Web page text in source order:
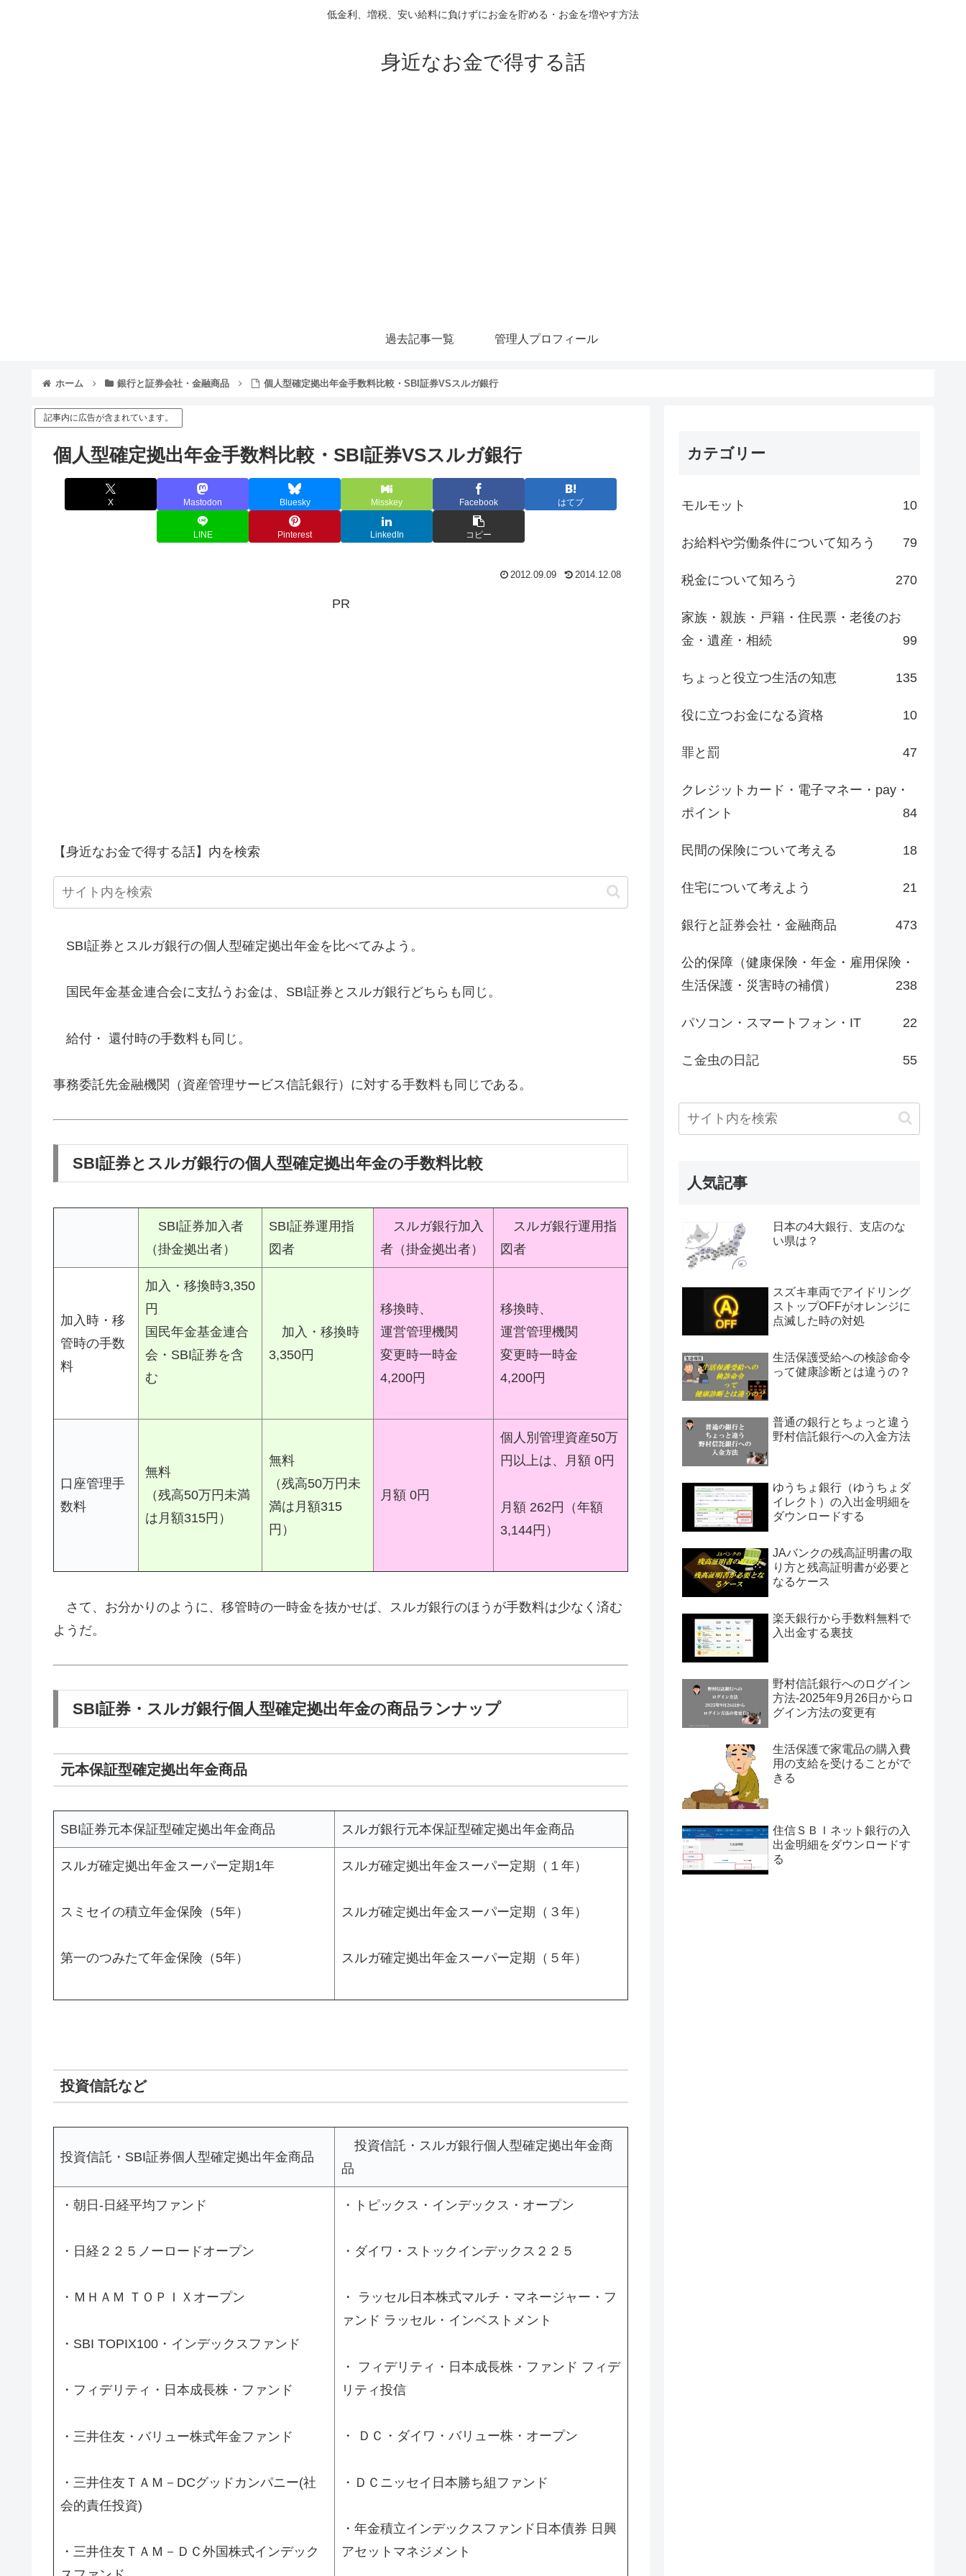
低金利、増税、安い給料に負けずにお金を貯める・お金を増やす方法
身近なお金で得する話
過去記事一覧 管理人プロフィール
ホーム 銀行と証券会社・金融商品 個人型確定拠出年金手数料比較・SBI証券VSスルガ銀行
記事内に広告が含まれています。
個人型確定拠出年金手数料比較・SBI証券VSスルガ銀行
X Mastodon Bluesky Misskey Facebook はてブ
LINE Pinterest LinkedIn コピー
2012.09.09 2014.12.08
PR
【身近なお金で得する話】内を検索
SBI証券とスルガ銀行の個人型確定拠出年金を比べてみよう。
国民年金基金連合会に支払うお金は、SBI証券とスルガ銀行どちらも同じ。
給付・ 還付時の手数料も同じ。
事務委託先金融機関（資産管理サービス信託銀行）に対する手数料も同じである。
SBI証券とスルガ銀行の個人型確定拠出年金の手数料比較
SBI証券加入者
（掛金拠出者）
SBI証券運用指
図者
スルガ銀行加入
者（掛金拠出者）
スルガ銀行運用指
図者
加入時・移
管時の手数
料
加入・移換時3,350
円
国民年金基金連合
会・SBI証券を含
む
加入・移換時
3,350円
移換時、
運営管理機関
変更時一時金
4,200円
移換時、
運営管理機関
変更時一時金
4,200円
口座管理手
数料
無料
（残高50万円未満
は月額315円）
無料
（残高50万円未
満は月額315
円）
月額 0円
個人別管理資産50万
円以上は、月額 0円
月額 262円（年額
3,144円）
さて、お分かりのように、移管時の一時金を抜かせば、スルガ銀行のほうが手数料は少なく済む
ようだ。
SBI証券・スルガ銀行個人型確定拠出年金の商品ランナップ
元本保証型確定拠出年金商品
SBI証券元本保証型確定拠出年金商品 スルガ銀行元本保証型確定拠出年金商品
スルガ確定拠出年金スーパー定期1年
スミセイの積立年金保険（5年）
第一のつみたて年金保険（5年）
スルガ確定拠出年金スーパー定期（１年）
スルガ確定拠出年金スーパー定期（３年）
スルガ確定拠出年金スーパー定期（５年）
投資信託など
投資信託・SBI証券個人型確定拠出年金商品
投資信託・スルガ銀行個人型確定拠出年金商
品
・朝日-日経平均ファンド
・日経２２５ノーロードオープン
・ＭＨＡＭ ＴＯＰＩＸオープン
・SBI TOPIX100・インデックスファンド
・フィデリティ・日本成長株・ファンド
・三井住友・バリュー株式年金ファンド
・三井住友ＴＡＭ－DCグッドカンパニー(社
会的責任投資)
・三井住友ＴＡＭ－ＤＣ外国株式インデック
・トピックス・インデックス・オープン
・ダイワ・ストックインデックス２２５
・ ラッセル日本株式マルチ・マネージャー・フ
ァンド ラッセル・インベストメント
・ フィデリティ・日本成長株・ファンド フィデ
リティ投信
・ ＤＣ・ダイワ・バリュー株・オープン
・ＤＣニッセイ日本勝ち組ファンド
・年金積立インデックスファンド日本債券 日興
アセットマネジメント
カテゴリー
モルモット 10
お給料や労働条件について知ろう 79
税金について知ろう 270
家族・親族・戸籍・住民票・老後のお
金・遺産・相続
99
ちょっと役立つ生活の知恵 135
役に立つお金になる資格 10
罪と罰 47
クレジットカード・電子マネー・pay・
ポイント
84
民間の保険について考える 18
住宅について考えよう 21
銀行と証券会社・金融商品 473
公的保障（健康保険・年金・雇用保険・
生活保護・災害時の補償）
238
パソコン・スマートフォン・IT 22
こ金虫の日記 55
人気記事
日本の4大銀行、支店のな
い県は？
スズキ車両でアイドリング
ストップOFFがオレンジに
点滅した時の対処
生活保護受給への検診命令
って健康診断とは違うの？
普通の銀行とちょっと違う
野村信託銀行への入金方法
ゆうちょ銀行（ゆうちょダ
イレクト）の入出金明細を
ダウンロードする
JAバンクの残高証明書の取
り方と残高証明書が必要と
なるケース
楽天銀行から手数料無料で
入出金する裏技
野村信託銀行へのログイン
方法-2025年9月26日からロ
グイン方法の変更有
生活保護で家電品の購入費
用の支給を受けることがで
きる
住信ＳＢＩネット銀行の入
出金明細をダウンロードす
る